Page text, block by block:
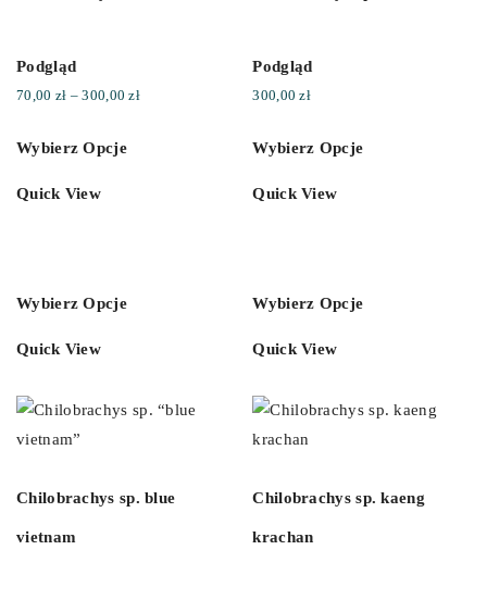
Podgląd
70,00 zł – 300,00złZakres
Wybierz Opcje
Quick View
Podgląd
300,00zł
Wybierz Opcje
Quick View
Wybierz Opcje
Quick View
Chilobrachys sp. blue
vietnam
Wybierz Opcje
Quick View
Chilobrachys sp. kaeng
krachan